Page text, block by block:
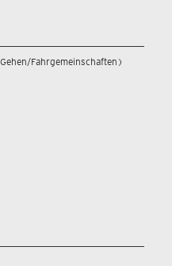
Fahrgemeinschaften)